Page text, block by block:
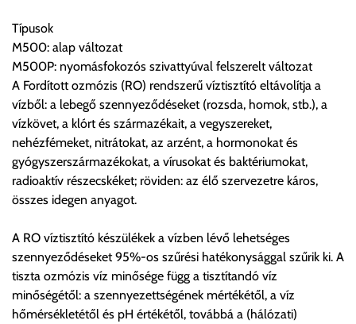
KERÁMIA TERMÉKEK SZÁLLÍTATÁSA NEM, VAGY CSAK
A MEGRENDELŐ KIFEJEZETT KÉRÉSÉRE ÉS
FELELŐSSÉGÉRE LEHETSÉGES!!
Egyéb leírások:
Budapesti szállítások:
1, Budapestre kért szállítás esetén az általános szállítás
helyett időre történő extra szállítás kérése is lehetséges
egyedi áron. A szállítás megbeszélt időablakban lehetőség
megjelöléssel kérhető munkanapokon 09.00 - 15.00 között.
A költséget a megrendeléskor rendelt termék/termékek,
valamint az ott megadott szállítási cím alapján a központ
számolja, valamint visszaigazolja.
Típusok
M500: alap változat
M500P: nyomásfokozós szivattyúval felszerelt változat
A Fordított ozmózis (RO) rendszerű víztisztító eltávolítja a
vízből: a lebegő szennyeződéseket (rozsda, homok, stb.), a
vízkövet, a klórt és származékait, a vegyszereket,
nehézfémeket, nitrátokat, az arzént, a hormonokat és
gyógyszerszármazékokat, a vírusokat és baktériumokat,
radioaktív részecskéket; röviden: az élő szervezetre káros,
összes idegen anyagot.
A RO víztisztító készülékek a vízben lévő lehetséges
szennyeződéseket 95%-os szűrési hatékonysággal szűrik ki. A
tiszta ozmózis víz minősége függ a tisztítandó víz
minőségétől: a szennyezettségének mértékétől, a víz
hőmérsékletétől és pH értékétől, továbbá a (hálózati)